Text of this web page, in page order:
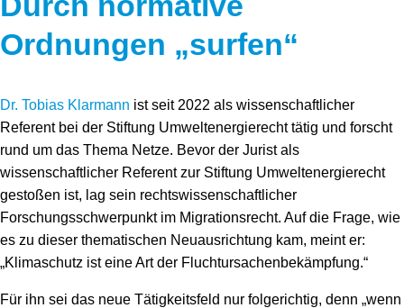
Ordnungen „surfen“
Dr. Tobias Klarmann ist seit 2022 als wissenschaftlicher
Referent bei der Stiftung Umweltenergierecht tätig und forscht
rund um das Thema Netze. Bevor der Jurist als
wissenschaftlicher Referent zur Stiftung Umweltenergierecht
gestoßen ist, lag sein rechtswissenschaftlicher
Forschungsschwerpunkt im Migrationsrecht. Auf die Frage, wie
es zu dieser thematischen Neuausrichtung kam, meint er:
„Klimaschutz ist eine Art der Fluchtursachenbekämpfung.“
Für ihn sei das neue Tätigkeitsfeld nur folgerichtig, denn „wenn